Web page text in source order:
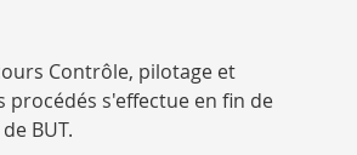
Contrôle, pilotage et
procédés s'effectue en fin de
BUT.